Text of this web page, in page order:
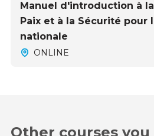
Manuel d'introduction à
Paix et à la Sécurité
nationale
ONLINE
Other courses